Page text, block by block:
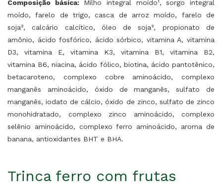
Composição básica:Milho integral moído¹, sorgo integral
moído, farelo de trigo, casca de arroz moído, farelo de
soja², calcário calcítico, óleo de soja², propionato de
amônio, ácido fosfórico, ácido sórbico, vitamina A, vitamina
D3, vitamina E, vitamina K3, vitamina B1, vitamina B2,
vitamina B6, niacina, ácido fólico, biotina, ácido pantotênico,
betacaroteno, complexo cobre aminoácido, complexo
manganês aminoácido, óxido de manganês, sulfato de
manganês, iodato de cálcio, óxido de zinco, sulfato de zinco
monohidratado, complexo zinco aminoácido, complexo
selênio aminoácido, complexo ferro aminoácido, aroma de
banana, antioxidantes BHT e BHA.
Trinca ferro com frutas